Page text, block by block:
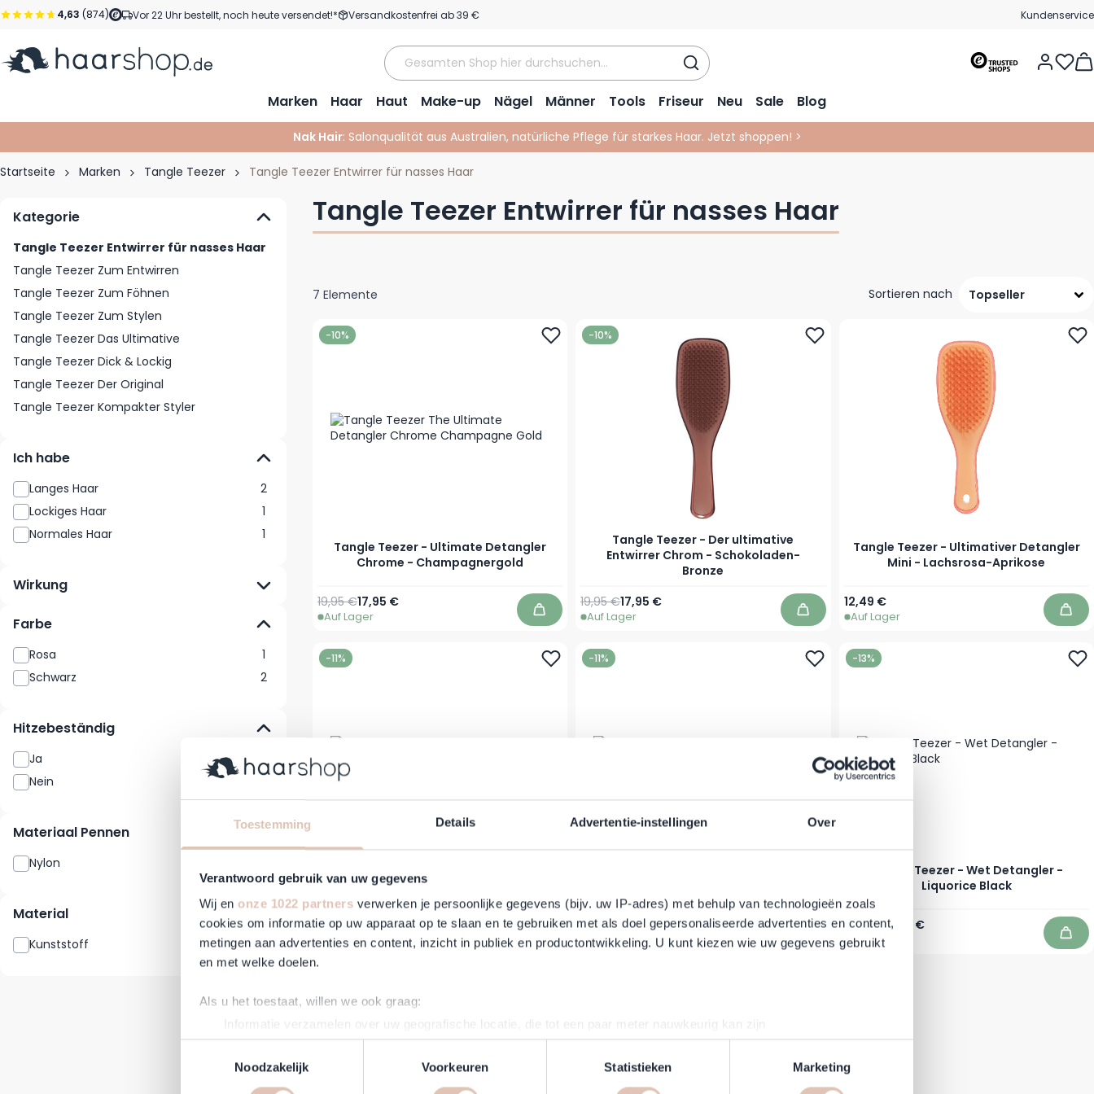
Toestemming Details Advertentie-instellingen Over
Verantwoord gebruik van uw gegevens
Wij en onze 1022 partners verwerken je persoonlijke gegevens (bijv. uw IP-adres) met behulp van technologieën zoals
cookies om informatie op uw apparaat op te slaan en te gebruiken met als doel gepersonaliseerde advertenties en content,
metingen aan advertenties en content, inzicht in publiek en productontwikkeling. U kunt kiezen wie uw gegevens gebruikt
en met welke doelen.
Als u het toestaat, willen we ook graag:
Informatie verzamelen over uw geografische locatie, die tot een paar meter nauwkeurig kan zijn
Uw apparaat identificeren door het actief te scannen op specifieke eigenschappen (fingerprinting)
Lees meer over hoe uw persoonlijke gegevens worden verwerkt en stel uw voorkeuren in het
detailgedeeltein. U kunt uw
toestemming op elk moment wijzigen of intrekken in de Cookieverklaring.
Noodzakelijk
Voorkeuren Statistieken Marketing
Zum Inhalt springen
4,63 (874) Vor 22 Uhr bestellt, noch heute versendet!* Versandkostenfrei ab 39 € Kundenservice
Marken Haar Haut Make-up Nägel Männer Tools Friseur Neu Sale Blog
Nak Hair: Salonqualität aus Australien, natürliche Pflege für starkes Haar. Jetzt shoppen! >
Startseite Marken Tangle Teezer Tangle Teezer Entwirrer für nasses Haar
Tangle Teezer Entwirrer für nasses Haar
Kategorie
Tangle Teezer Entwirrer für nasses Haar
Tangle Teezer Zum Entwirren
Tangle Teezer Zum Föhnen
Tangle Teezer Zum Stylen
Tangle Teezer Das Ultimative
Tangle Teezer Dick & Lockig
Tangle Teezer Der Original
Tangle Teezer Kompakter Styler
Ich habe
Langes Haar
2
Lockiges Haar
1
Normales Haar
1
Wirkung
Farbe
Rosa
1
Schwarz
2
Hitzebeständig
Ja
1
Nein
Materiaal Pennen
Nylon
Material
Kunststoff 3
7 Elemente Sortieren nach
-10%
Tangle Teezer - Ultimate Detangler
Chrome - Champagnergold
Sonderpreis
17,95 €
Regulärer Preis
19,95 €
Auf Lager In den Warenkorb
-10%
Tangle Teezer - Der ultimative
Entwirrer Chrom - Schokoladen-
Bronze
Sonderpreis
17,95 €
Regulärer Preis
19,95 €
Auf Lager In den Warenkorb
Tangle Teezer - Ultimativer Detangler
Mini - Lachsrosa-Aprikose
12,49 €
Auf Lager In
-11%
– Pfirsichschimmer
Sonderpreis
16,95 €
Regulärer Preis
18,95 €
Auf Lager In den Warenkorb
-11%
Sonderpreis
16,95 €
Regulärer Preis
18,95 €
Auf Lager In den Warenkorb
-13%
Tangle Teezer - Wet Detangler -
Liquorice Black
Sonderpreis
13,95 €
Regulärer Preis
15,95 €
Auf Lager In